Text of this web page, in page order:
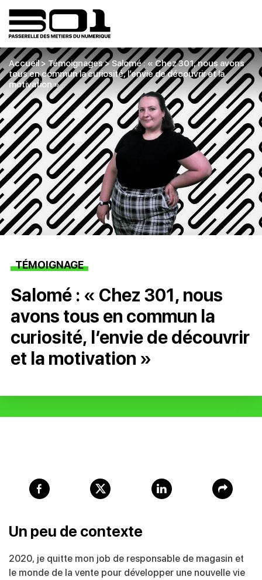
Accueil> Témoignages>Salomé : « Chez 301, nous avons
tous en commun la curiosité, l’envie de découvrir et la
motivation »
TÉMOIGNAGE
Salomé : « Chez 301, nous
avons tous en commun la
curiosité, l’envie de découvrir
et la motivation »
Un peu de contexte
2020, je quitte mon job de responsable de magasin et
le monde de la vente pour développer une nouvelle vie